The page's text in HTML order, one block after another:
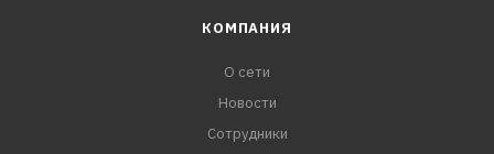
КОМПАНИЯ
О сети
Новости
Сотрудники